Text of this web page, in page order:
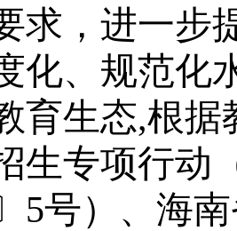
求，进一步
化、规范化
育生态,根据
生专项行动
〕5号）、海